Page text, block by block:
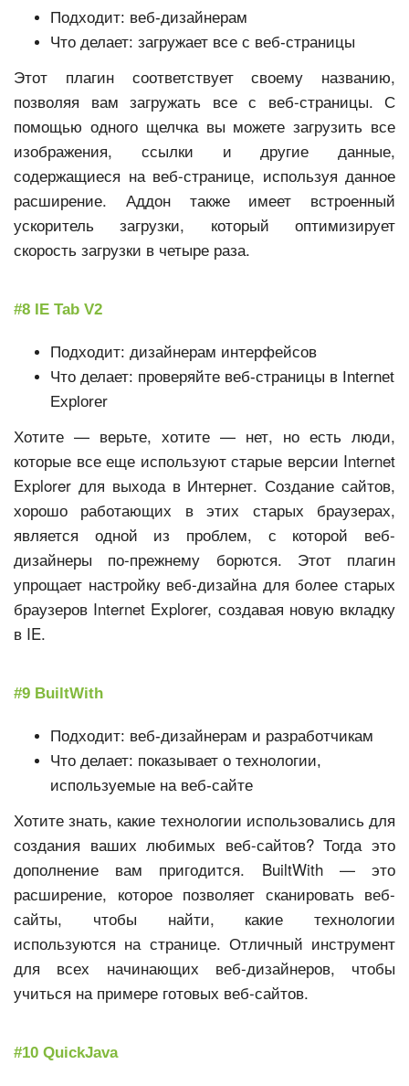
Подходит: веб-дизайнерам
Что делает: загружает все с веб-страницы
Этот плагин соответствует своему названию,
позволяя вам загружать все с веб-страницы. С
помощью одного щелчка вы можете загрузить все
изображения, ссылки и другие данные,
содержащиеся на веб-странице, используя данное
расширение. Аддон также имеет встроенный
ускоритель загрузки, который оптимизирует
скорость загрузки в четыре раза.
#8 IE Tab V2
Подходит: дизайнерам интерфейсов
Что делает: проверяйте веб-страницы в Internet
Explorer
Хотите — верьте, хотите — нет, но есть люди,
которые все еще используют старые версии Internet
Explorer для выхода в Интернет. Создание сайтов,
хорошо работающих в этих старых браузерах,
является одной из проблем, с которой веб-
дизайнеры по-прежнему борются. Этот плагин
упрощает настройку веб-дизайна для более старых
браузеров Internet Explorer, создавая новую вкладку
в IE.
#9 BuiltWith
Подходит: веб-дизайнерам и разработчикам
Что делает: показывает о технологии,
используемые на веб-сайте
Хотите знать, какие технологии использовались для
создания ваших любимых веб-сайтов? Тогда это
дополнение вам пригодится. BuiltWith — это
расширение, которое позволяет сканировать веб-
сайты, чтобы найти, какие технологии
используются на странице. Отличный инструмент
для всех начинающих веб-дизайнеров, чтобы
учиться на примере готовых веб-сайтов.
#10 QuickJava